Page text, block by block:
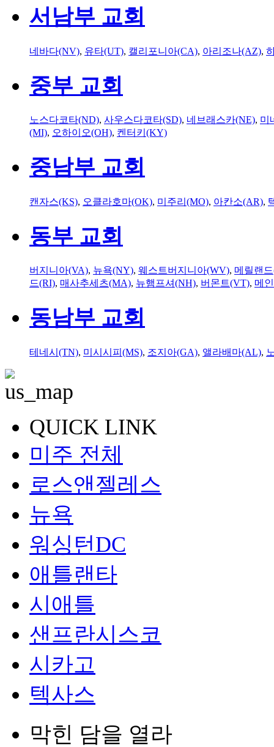
서남부 교회
네바다(NV), 유타(UT), 캘리포니아(CA), 아리조나(AZ),
중부 교회
노스다코타(ND), 사우스다코타(SD), 네브래스카(NE), 미
(MI), 오하이오(OH), 켄터키(KY)
중남부 교회
캔자스(KS), 오클라호마(OK), 미주리(MO), 아칸소(AR),
동부 교회
버지니아(VA), 뉴욕(NY), 웨스트버지니아(WV), 메릴랜
드(RI), 매사추세츠(MA), 뉴햄프셔(NH), 버몬트(VT), 메
동남부 교회
테네시(TN), 미시시피(MS), 조지아(GA), 앨라배마(AL),
QUICK LINK
미주 전체
로스앤젤레스
뉴욕
워싱턴DC
애틀랜타
시애틀
샌프란시스코
시카고
텍사스
막힌 담을 열라